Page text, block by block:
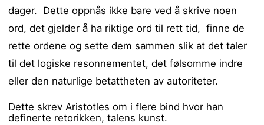
dager. Dette oppnås ikke bare ved å skrive noen
ord, det gjelder å ha riktige ord til rett tid, finne de
rette ordene og sette dem sammen slik at det taler
til det logiske resonnementet, det følsomme indre
eller den naturlige betattheten av autoriteter.
Dette skrev Aristotles om i flere bind hvor han
definerte retorikken, talens kunst.